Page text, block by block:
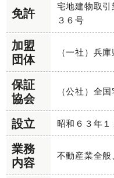
免許
宅地建物取
３６号
加盟
団体
（一社）兵
保証
協会
（公社）全
設立 昭和６３年１
業務
内容
不動産業全